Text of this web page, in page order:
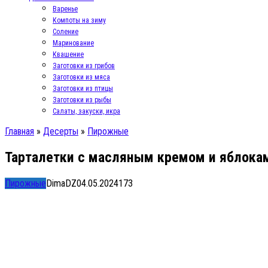
Варенье
Компоты на зиму
Соление
Маринование
Квашение
Заготовки из грибов
Заготовки из мяса
Заготовки из птицы
Заготовки из рыбы
Салаты, закуски, икра
Главная » Десерты » Пирожные
Тарталетки с масляным кремом и
ПирожныеDimaDZ04.05.2024173